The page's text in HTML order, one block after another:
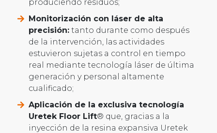
produciendo residuos;
Monitorización con láser de alta
precisión: tanto durante como después
de la intervención, las actividades
estuvieron sujetas a control en tiempo
real mediante tecnología láser de última
generación y personal altamente
cualificado;
Aplicación de la exclusiva tecnología
Uretek Floor Lift® que, gracias a la
inyección de la resina expansiva Uretek